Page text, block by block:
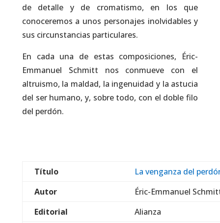
de detalle y de cromatismo, en los que
conoceremos a unos personajes inolvidables y
sus circunstancias particulares.
En cada una de estas composiciones, Éric-
Emmanuel Schmitt nos conmueve con el
altruismo, la maldad, la ingenuidad y la astucia
del ser humano, y, sobre todo, con el doble filo
del perdón.
Título
La venganza del
Autor
Éric-Emmanuel
Editorial
Alianza